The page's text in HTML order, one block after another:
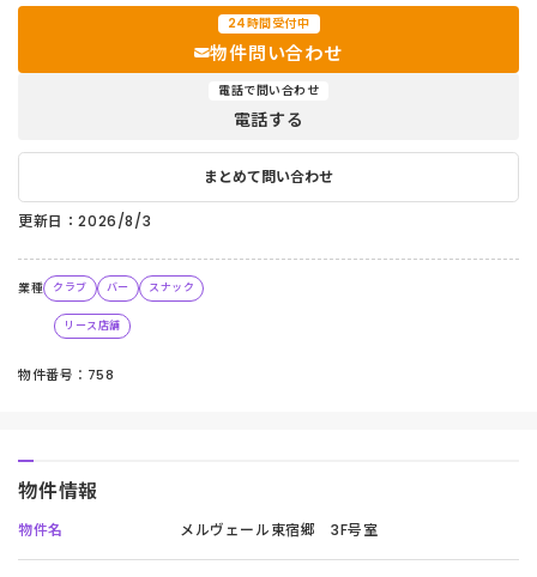
24時間受付中
物件問い合わせ
電話で問い合わせ
電話する
まとめて問い合わせ
更新日：2026/8/3
業種 クラブ バー スナック
リース店舗
物件番号：758
物件情報
物件名 メルヴェール東宿郷 3F号室